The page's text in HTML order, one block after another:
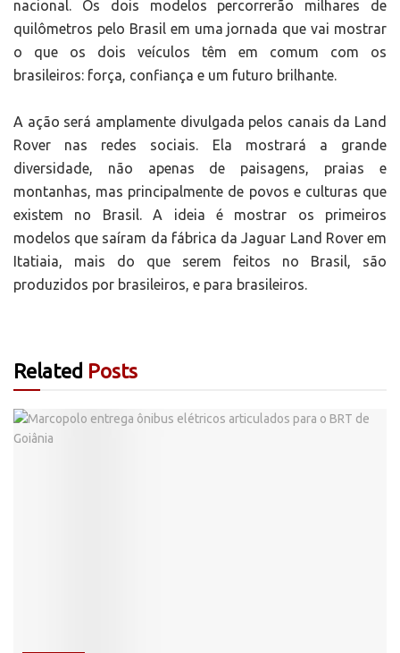
nacional. Os dois modelos percorrerão milhares de
quilômetros pelo Brasil em uma jornada que vai mostrar
o que os dois veículos têm em comum com os
brasileiros: força, confiança e um futuro brilhante.
A ação será amplamente divulgada pelos canais da Land
Rover nas redes sociais. Ela mostrará a grande
diversidade, não apenas de paisagens, praias e
montanhas, mas principalmente de povos e culturas que
existem no Brasil. A ideia é mostrar os primeiros
modelos que saíram da fábrica da Jaguar Land Rover em
Itatiaia, mais do que serem feitos no Brasil, são
produzidos por brasileiros, e para brasileiros.
Related Posts